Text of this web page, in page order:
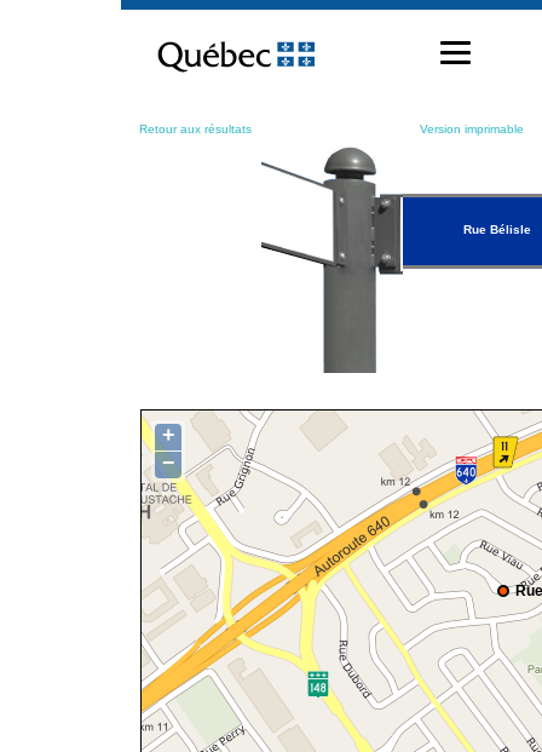
contenu
Retour aux résultats Version imprimable
Rue Bélisle
+
−